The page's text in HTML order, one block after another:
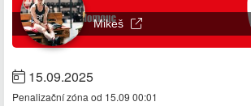
Mikeš
15.09.2025
Penalizační zóna od 15.09 00:01